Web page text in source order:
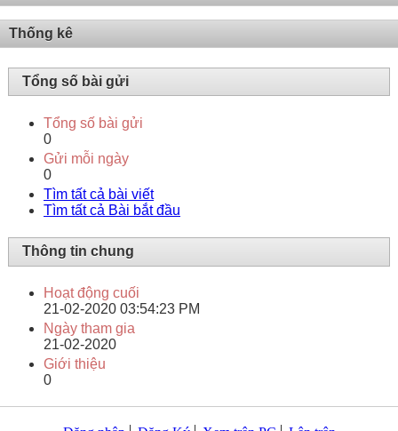
Thống kê
Tổng số bài gửi
Tổng số bài gửi
0
Gửi mỗi ngày
0
Tìm tất cả bài viết
Tìm tất cả Bài bắt đầu
Thông tin chung
Hoạt động cuối
21-02-2020 03:54:23 PM
Ngày tham gia
21-02-2020
Giới thiệu
0